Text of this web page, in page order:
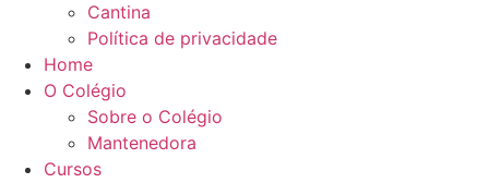
Cantina
Política de privacidade
Home
O Colégio
Sobre o Colégio
Mantenedora
Cursos